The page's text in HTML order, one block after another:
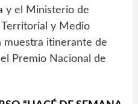
y el Ministerio de
y Medio
muestra itinerante de
Premio Nacional de